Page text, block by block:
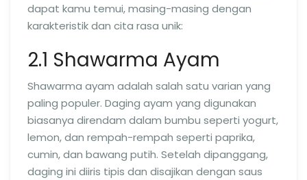
dapat kamu temui, masing-masing dengan
karakteristik dan cita rasa unik:
2.1 Shawarma Ayam
Shawarma ayam adalah salah satu varian yang
paling populer. Daging ayam yang digunakan
biasanya direndam dalam bumbu seperti yogurt,
lemon, dan rempah-rempah seperti paprika,
cumin, dan bawang putih. Setelah dipanggang,
daging ini diiris tipis dan disajikan dengan saus